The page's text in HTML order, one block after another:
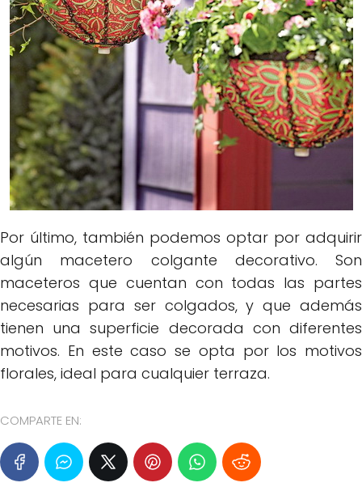
Por último, también podemos optar por adquirir
algún macetero colgante decorativo. Son
maceteros que cuentan con todas las partes
necesarias para ser colgados, y que además
tienen una superficie decorada con diferentes
motivos. En este caso se opta por los motivos
florales, ideal para cualquier terraza.
COMPARTE EN: